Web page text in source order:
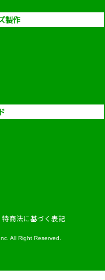
製作
特商法に基づく表記
All Right Reserved.